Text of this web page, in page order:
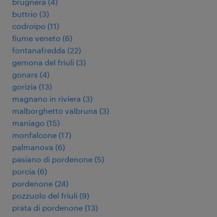
brugnera (4)
buttrio (3)
codroipo (11)
fiume veneto (6)
fontanafredda (22)
gemona del friuli (3)
gonars (4)
gorizia (13)
magnano in riviera (3)
malborghetto valbruna (3)
maniago (15)
monfalcone (17)
palmanova (6)
pasiano di pordenone (5)
porcia (6)
pordenone (24)
pozzuolo del friuli (9)
prata di pordenone (13)